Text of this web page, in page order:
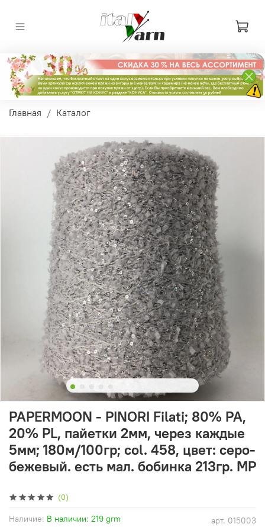
Главная Каталог
(0)
арт. 015003
Наличие: В наличии: 219 grm
PAPERMOON - PINORI Filati; 80% PA,
20% PL, пайетки 2мм, через каждые
5мм; 180м/100гр; col. 458, цвет: серо-
бежевый. есть мал. бобинка 213гр. MP